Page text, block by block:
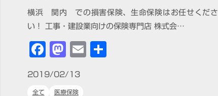
横浜 関内 での損害保険、生命保険はお任せくださ
い！ 工事・建設業向けの保険専門店 株式会…
Facebook
Mastodon
Email
2019/02/13
全て 医療保険